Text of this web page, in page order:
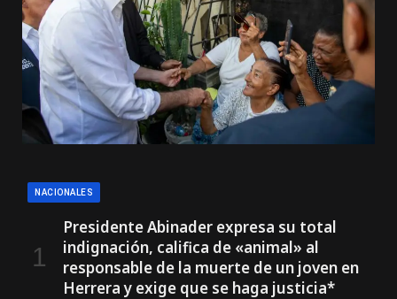
NACIONALES
Presidente Abinader expresa su total
indignación, califica de «animal» al
responsable de la muerte de un joven en
Herrera y exige que se haga justicia*